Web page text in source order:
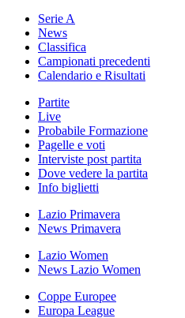
Serie A
News
Classifica
Campionati precedenti
Calendario e Risultati
Partite
Live
Probabile Formazione
Pagelle e voti
Interviste post partita
Dove vedere la partita
Info biglietti
Lazio Primavera
News Primavera
Lazio Women
News Lazio Women
Coppe Europee
Europa League